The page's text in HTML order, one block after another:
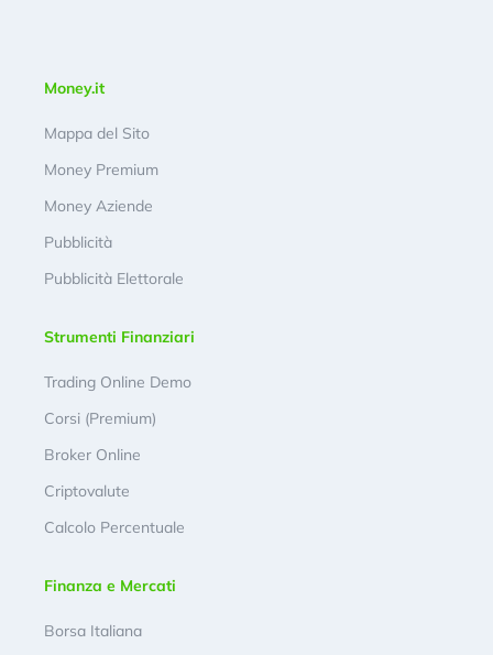
Money.it
Mappa del Sito
Money Premium
Money Aziende
Pubblicità
Pubblicità Elettorale
Strumenti Finanziari
Trading Online Demo
Corsi (Premium)
Broker Online
Criptovalute
Calcolo Percentuale
Finanza e Mercati
Borsa Italiana